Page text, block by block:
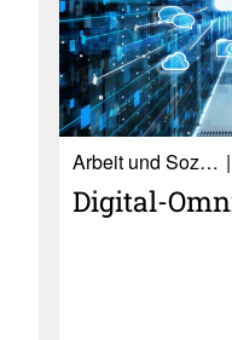
Ar­beit und So­zia­les
Digital-